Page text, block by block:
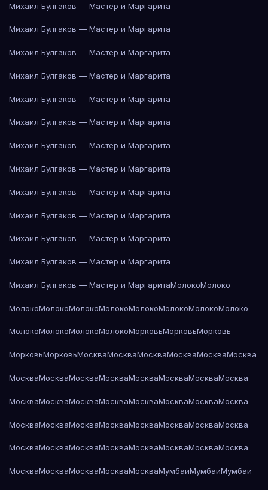
Михаил Булгаков — Мастер и Маргарита
Михаил Булгаков — Мастер и Маргарита
Михаил Булгаков — Мастер и Маргарита
Михаил Булгаков — Мастер и Маргарита
Михаил Булгаков — Мастер и Маргарита
Михаил Булгаков — Мастер и Маргарита
Михаил Булгаков — Мастер и Маргарита
Михаил Булгаков — Мастер и Маргарита
Михаил Булгаков — Мастер и Маргарита
Михаил Булгаков — Мастер и Маргарита
Михаил Булгаков — Мастер и Маргарита
Михаил Булгаков — Мастер и Маргарита
Михаил Булгаков — Мастер и МаргаритаМолокоМолоко
МолокоМолокоМолокоМолокоМолокоМолокоМолокоМолоко
МолокоМолокоМолокоМолокоМорковьМорковьМорковь
МорковьМорковьМоскваМоскваМоскваМоскваМоскваМосква
МоскваМоскваМоскваМоскваМоскваМоскваМоскваМосква
МоскваМоскваМоскваМоскваМоскваМоскваМоскваМосква
МоскваМоскваМоскваМоскваМоскваМоскваМоскваМосква
МоскваМоскваМоскваМоскваМоскваМоскваМоскваМосква
МоскваМоскваМоскваМоскваМоскваМумбаиМумбаиМумбаи